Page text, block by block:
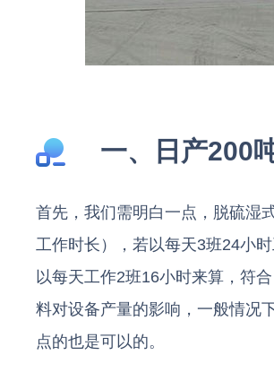
一、日产200
首先，我们需明白一点，脱硫湿
工作时长），若以每天3班24小
以每天工作2班16小时来算，符
料对设备产量的影响，一般情况
点的也是可以的。